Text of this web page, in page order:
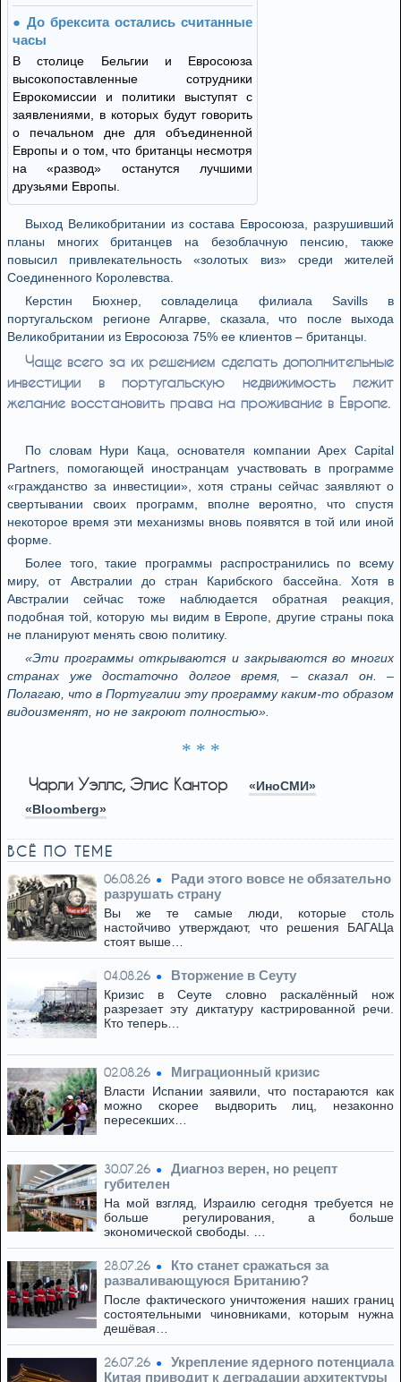
До брексита остались считанные
часы
В столице Бельгии и Евросоюза
высокопоставленные сотрудники
Еврокомиссии и политики выступят с
заявлениями, в которых будут говорить
о печальном дне для объединенной
Европы и о том, что британцы несмотря
на «развод» останутся лучшими
друзьями Европы.
Выход Великобритании из состава Евросоюза, разрушивший
планы многих британцев на безоблачную пенсию, также
повысил привлекательность «золотых виз» среди жителей
Соединенного Королевства.
Керстин Бюхнер, совладелица филиала Savills в
португальском регионе Алгарве, сказала, что после выхода
Великобритании из Евросоюза 75% ее клиентов – британцы.
Чаще всего за их решением сделать дополнительные
инвестиции в португальскую недвижимость лежит
желание восстановить права на проживание в Европе.
По словам Нури Каца, основателя компании Apex Capital
Partners, помогающей иностранцам участвовать в программе
«гражданство за инвестиции», хотя страны сейчас заявляют о
свертывании своих программ, вполне вероятно, что спустя
некоторое время эти механизмы вновь появятся в той или иной
форме.
Более того, такие программы распространились по всему
миру, от Австралии до стран Карибского бассейна. Хотя в
Австралии сейчас тоже наблюдается обратная реакция,
подобная той, которую мы видим в Европе, другие страны пока
не планируют менять свою политику.
«Эти программы открываются и закрываются во многих
странах уже достаточно долгое время, – сказал он. –
Полагаю, что в Португалии эту программу каким-то образом
видоизменят, но не закроют полностью».
* * *
Чарли Уэллс, Элис Кантор
«ИноСМИ»
«Bloomberg»
ВСЁ ПО ТЕМЕ
06.08.26
Ради этого вовсе не обязательно
разрушать страну
Вы же те самые люди, которые столь
настойчиво утверждают, что решения БАГАЦа
стоят выше…
04.08.26 Вторжение в Сеуту
Кризис в Сеуте словно раскалённый нож
разрезает эту диктатуру кастрированной речи.
Кто теперь…
02.08.26 Миграционный кризис
Власти Испании заявили, что постараются как
можно скорее выдворить лиц, незаконно
пересекших…
30.07.26
Диагноз верен, но рецепт
губителен
На мой взгляд, Израилю сегодня требуется не
больше регулирования, а больше
экономической свободы. …
28.07.26
Кто станет сражаться за
разваливающуюся Британию?
После фактического уничтожения наших границ
состоятельными чиновниками, которым нужна
дешёвая…
26.07.26
Укрепление ядерного потенциала
Китая приводит к деградации архитектуры